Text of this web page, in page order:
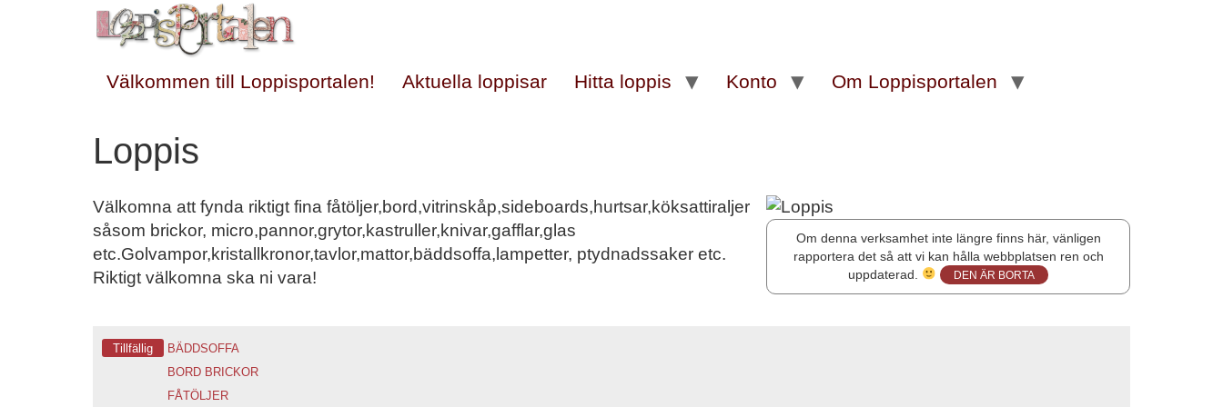
Välkommen till Loppisportalen! Aktuella loppisar Hitta loppis Konto Om Loppisportalen
Loppis
Välkomna att fynda riktigt fina fåtöljer,bord,vitrinskåp,sideboards,hurtsar,köksattiraljer
såsom brickor, micro,pannor,grytor,kastruller,knivar,gafflar,glas
etc.Golvampor,kristallkronor,tavlor,mattor,bäddsoffa,lampetter, ptydnadssaker etc.
Riktigt välkomna ska ni vara!
Om denna verksamhet inte längre finns här, vänligen
rapportera det så att vi kan hålla webbplatsen ren och
uppdaterad.
DEN ÄR BORTA
Tillfällig
BÄDDSOFFA
BORD BRICKOR
FÅTÖLJER